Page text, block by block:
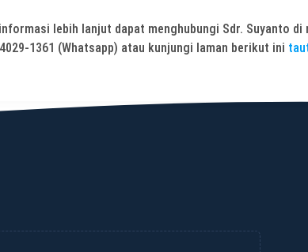
lebih lanjut dapat menghubungi Sdr. Suyanto di
1361 (Whatsapp) atau kunjungi laman berikut ini